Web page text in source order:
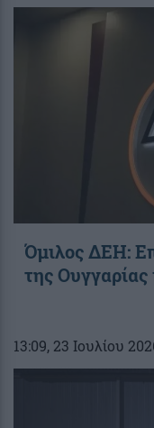
Όμιλος ΔΕΗ:
της
13:09, 23 Ιουλίου